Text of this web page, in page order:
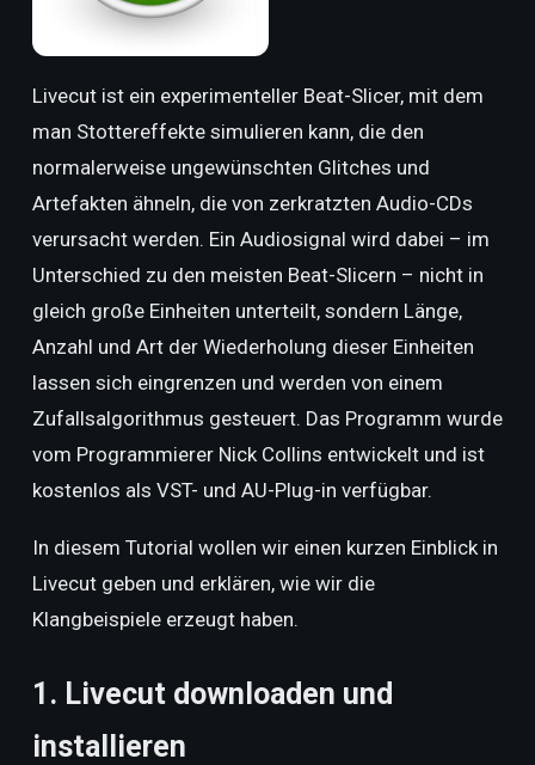
Livecut ist ein experimenteller Beat-Slicer, mit dem
man Stottereffekte simulieren kann, die den
normalerweise ungewünschten Glitches und
Artefakten ähneln, die von zerkratzten Audio-CDs
verursacht werden. Ein Audiosignal wird dabei – im
Unterschied zu den meisten Beat-Slicern – nicht in
gleich große Einheiten unterteilt, sondern Länge,
Anzahl und Art der Wiederholung dieser Einheiten
lassen sich eingrenzen und werden von einem
Zufallsalgorithmus gesteuert. Das Programm wurde
vom Programmierer Nick Collins entwickelt und ist
kostenlos als VST- und AU-Plug-in verfügbar.
In diesem Tutorial wollen wir einen kurzen Einblick in
Livecut geben und erklären, wie wir die
Klangbeispiele erzeugt haben.
1. Livecut downloaden und
installieren